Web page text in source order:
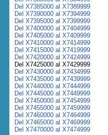
Del X7385000 al X7389999
Del X7390000 al X7394999
Del X7395000 al X7399999
Del X7400000 al X7404999
Del X7405000 al X7409999
Del X7410000 al X7414999
Del X7415000 al X7419999
Del X7420000 al X7424999
Del X7425000 al X7429999
Del X7430000 al X7434999
Del X7435000 al X7439999
Del X7440000 al X7444999
Del X7445000 al X7449999
Del X7450000 al X7454999
Del X7455000 al X7459999
Del X7460000 al X7464999
Del X7465000 al X7469999
Del X7470000 al X7474999